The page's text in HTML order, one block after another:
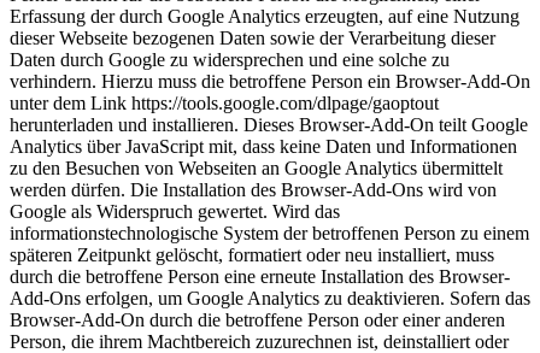
Erfassung der durch Google Analytics erzeugten, auf eine Nutzung
dieser Webseite bezogenen Daten sowie der Verarbeitung dieser
Daten durch Google zu widersprechen und eine solche zu
verhindern. Hierzu muss die betroffene Person ein Browser-Add-On
unter dem Link https://tools.google.com/dlpage/gaoptout
herunterladen und installieren. Dieses Browser-Add-On teilt Google
Analytics über JavaScript mit, dass keine Daten und Informationen
zu den Besuchen von Webseiten an Google Analytics übermittelt
werden dürfen. Die Installation des Browser-Add-Ons wird von
Google als Widerspruch gewertet. Wird das
informationstechnologische System der betroffenen Person zu einem
späteren Zeitpunkt gelöscht, formatiert oder neu installiert, muss
durch die betroffene Person eine erneute Installation des Browser-
Add-Ons erfolgen, um Google Analytics zu deaktivieren. Sofern das
Browser-Add-On durch die betroffene Person oder einer anderen
Person, die ihrem Machtbereich zuzurechnen ist, deinstalliert oder